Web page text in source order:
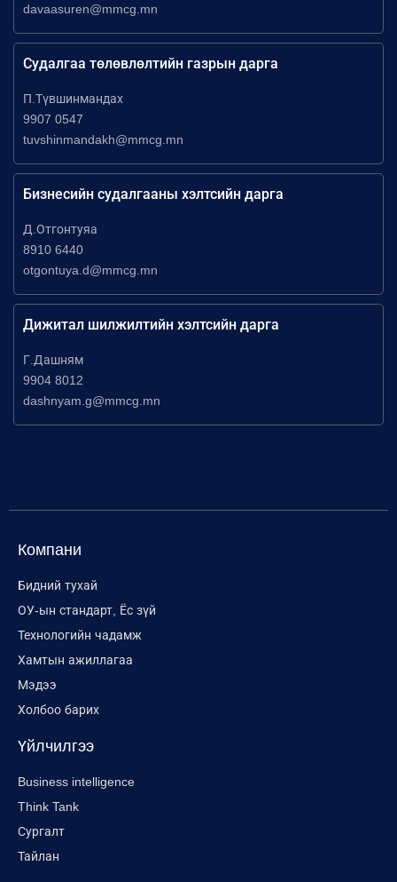
davaasuren@mmcg.mn
Судалгаа төлөвлөлтийн газрын дарга
П.Түвшинмандах
9907 0547
tuvshinmandakh@mmcg.mn
Бизнесийн судалгааны хэлтсийн дарга
Д.Отгонтуяа
8910 6440
otgontuya.d@mmcg.mn
Дижитал шилжилтийн хэлтсийн дарга
Г.Дашням
9904 8012
dashnyam.g@mmcg.mn
Компани
Бидний тухай
ОУ-ын стандарт, Ёс зүй
Технологийн чадамж
Хамтын ажиллагаа
Мэдээ
Холбоо барих
Үйлчилгээ
Business intelligence
Think Tank
Сургалт
Тайлан